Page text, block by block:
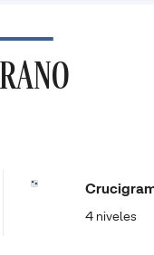
4 niveles